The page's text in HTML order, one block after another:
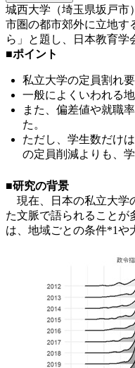
城西大学（埼玉県坂戸市
市圏の都市郊外に立地す
ら」と題し、日本教育学
■ポイント
私立大学の定員割れ
一般によくいわれる
また、偏差値や就職
た。
ただし、学生数だけ
の定員削減よりも、
■研究の背景
現在、日本の私立大学
た文脈で語られることが
は、地域ごとの条件*1や